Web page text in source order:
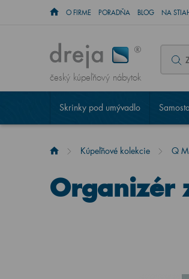
O FIRME PORADŇA BLOG NA
český kúpeľňový nábytok
Skrinky pod umývadlo
Kúpeľňové kolekcie Q
Organizér